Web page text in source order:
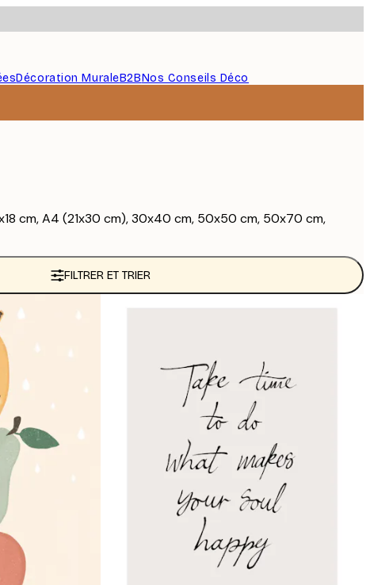
Décoration MuraleB2BNos Conseils Déco
cm, A4 (21x30 cm), 30x40 cm, 50x50 cm, 50x70 cm,
FILTRER ET TRIER